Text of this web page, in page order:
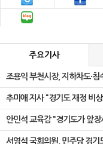
주요기사
조용익 부천시장, 지하차도·침
추미애 지사 "경기도 재정 비
안민석 교육감 "경기도가 앞장
서영석 국회의원, 민주당 경기